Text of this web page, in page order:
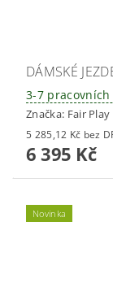
DÁMSKÉ
3-7
Značka: Fair Play
5 285,12 Kč
6 395 Kč
Novinka